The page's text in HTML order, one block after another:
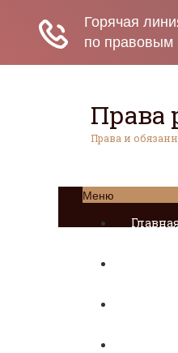
Права
Права и
Меню